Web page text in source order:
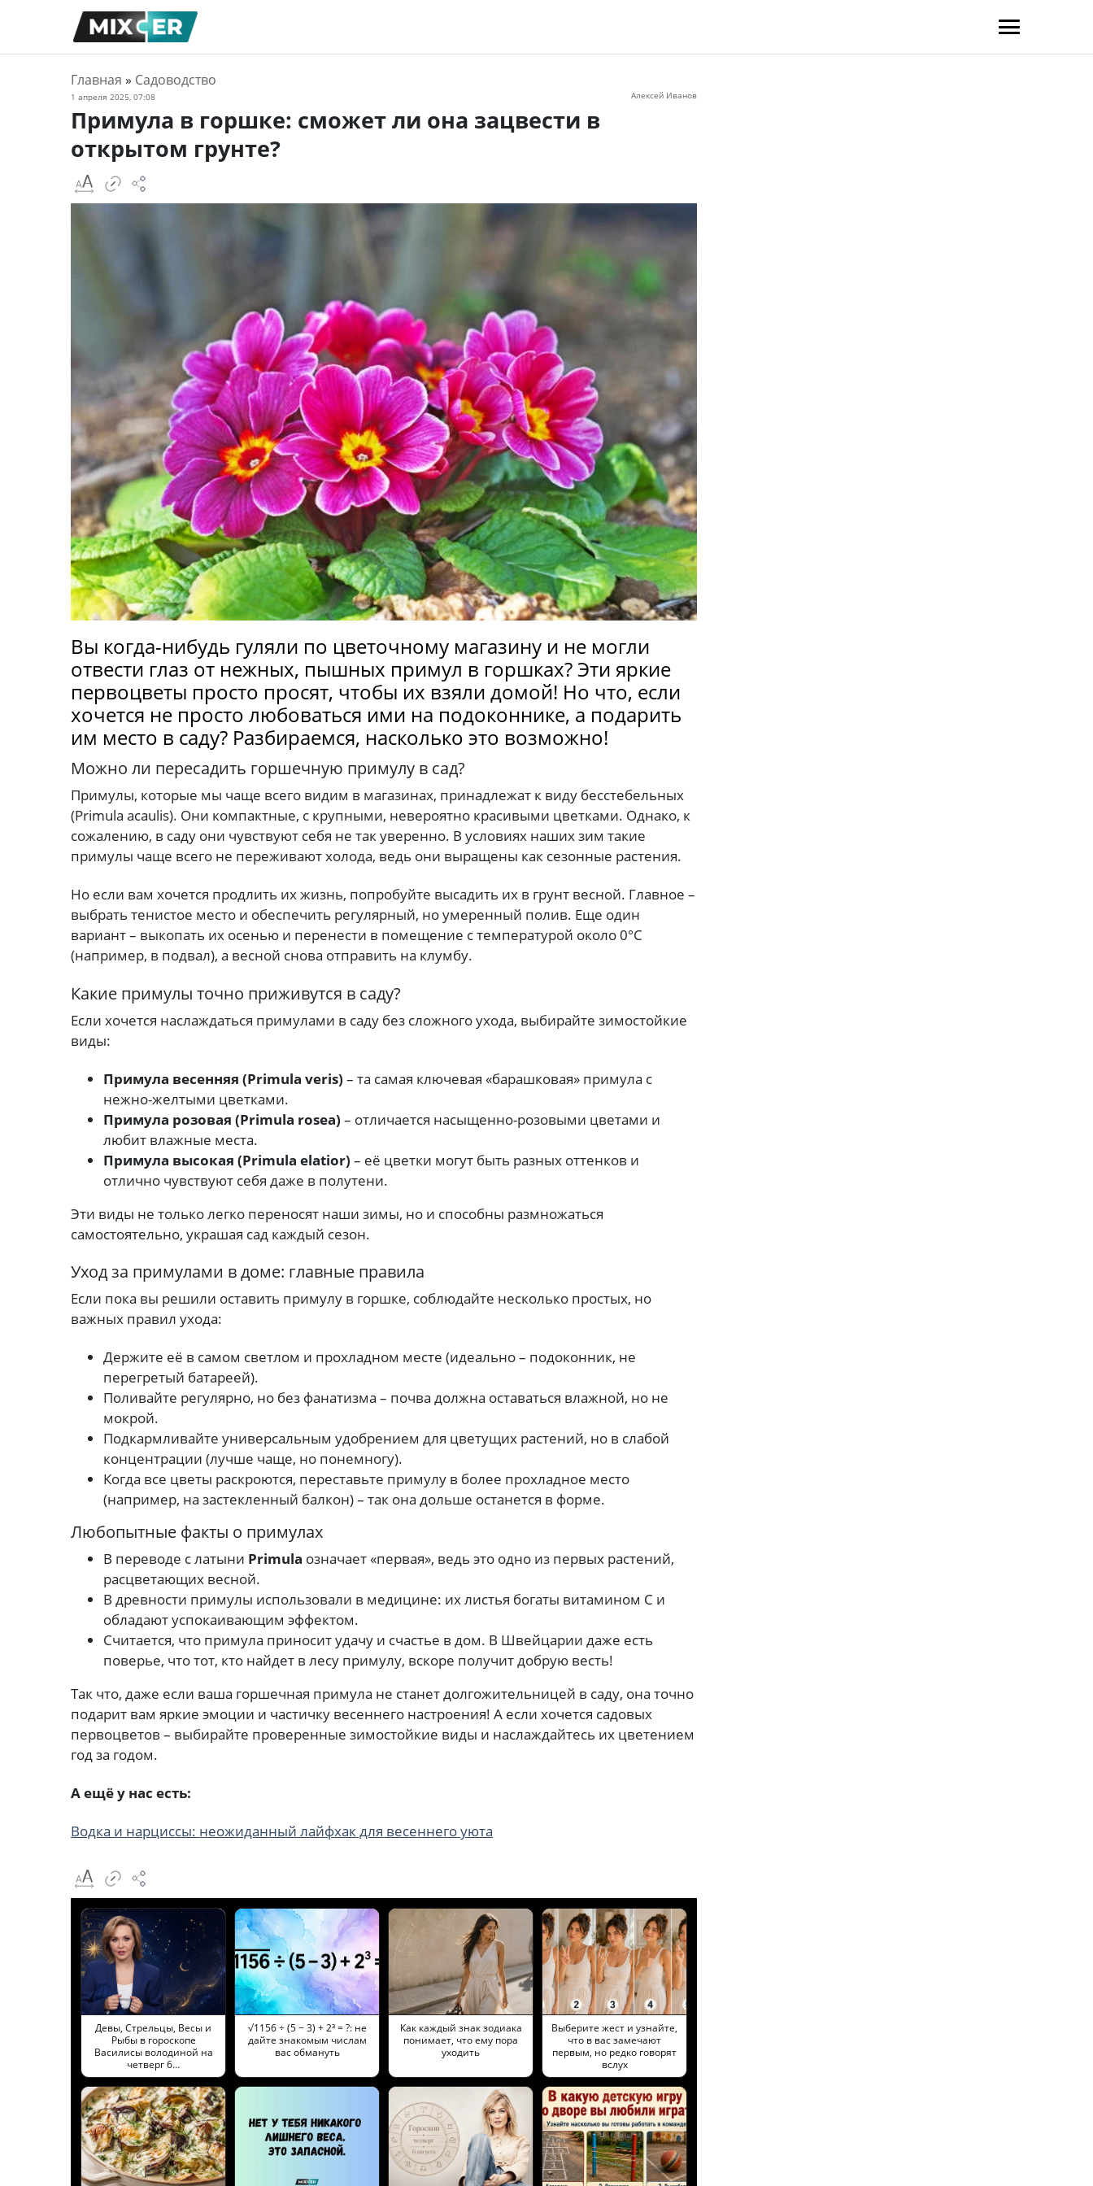
Главная » Садоводство
1 апреля 2025, 07:08 Алексей Иванов
Примула в горшке: сможет ли она зацвести в
открытом грунте?
Вы когда-нибудь гуляли по цветочному магазину и не могли
отвести глаз от нежных, пышных примул в горшках? Эти яркие
первоцветы просто просят, чтобы их взяли домой! Но что, если
хочется не просто любоваться ими на подоконнике, а подарить
им место в саду? Разбираемся, насколько это возможно!
Можно ли пересадить горшечную примулу в сад?
Примулы, которые мы чаще всего видим в магазинах, принадлежат к виду бесстебельных
(Primula acaulis). Они компактные, с крупными, невероятно красивыми цветками. Однако, к
сожалению, в саду они чувствуют себя не так уверенно. В условиях наших зим такие
примулы чаще всего не переживают холода, ведь они выращены как сезонные растения.
Но если вам хочется продлить их жизнь, попробуйте высадить их в грунт весной. Главное –
выбрать тенистое место и обеспечить регулярный, но умеренный полив. Еще один
вариант – выкопать их осенью и перенести в помещение с температурой около 0°C
(например, в подвал), а весной снова отправить на клумбу.
Какие примулы точно приживутся в саду?
Если хочется наслаждаться примулами в саду без сложного ухода, выбирайте зимостойкие
виды:
Примула весенняя (Primula veris) – та самая ключевая «барашковая» примула с
нежно-желтыми цветками.
Примула розовая (Primula rosea) – отличается насыщенно-розовыми цветами и
любит влажные места.
Примула высокая (Primula elatior) – её цветки могут быть разных оттенков и
отлично чувствуют себя даже в полутени.
Эти виды не только легко переносят наши зимы, но и способны размножаться
самостоятельно, украшая сад каждый сезон.
Уход за примулами в доме: главные правила
Если пока вы решили оставить примулу в горшке, соблюдайте несколько простых, но
важных правил ухода:
Держите её в самом светлом и прохладном месте (идеально – подоконник, не
перегретый батареей).
Поливайте регулярно, но без фанатизма – почва должна оставаться влажной, но не
мокрой.
Подкармливайте универсальным удобрением для цветущих растений, но в слабой
концентрации (лучше чаще, но понемногу).
Когда все цветы раскроются, переставьте примулу в более прохладное место
(например, на застекленный балкон) – так она дольше останется в форме.
Любопытные факты о примулах
В переводе с латыни Primula означает «первая», ведь это одно из первых растений,
расцветающих весной.
В древности примулы использовали в медицине: их листья богаты витамином C и
обладают успокаивающим эффектом.
Считается, что примула приносит удачу и счастье в дом. В Швейцарии даже есть
поверье, что тот, кто найдет в лесу примулу, вскоре получит добрую весть!
Так что, даже если ваша горшечная примула не станет долгожительницей в саду, она точно
подарит вам яркие эмоции и частичку весеннего настроения! А если хочется садовых
первоцветов – выбирайте проверенные зимостойкие виды и наслаждайтесь их цветением
год за годом.
А ещё у нас есть:
Водка и нарциссы: неожиданный лайфхак для весеннего уюта
Девы, Стрельцы, Весы и
Рыбы в гороскопе
Василисы володиной на
четверг 6…
√1156 ÷ (5 − 3) + 2³ = ?: не
дайте знакомым числам
вас обмануть
Как каждый знак зодиака
понимает, что ему пора
уходить
Выберите жест и узнайте,
что в вас замечают
первым, но редко говорят
вслух